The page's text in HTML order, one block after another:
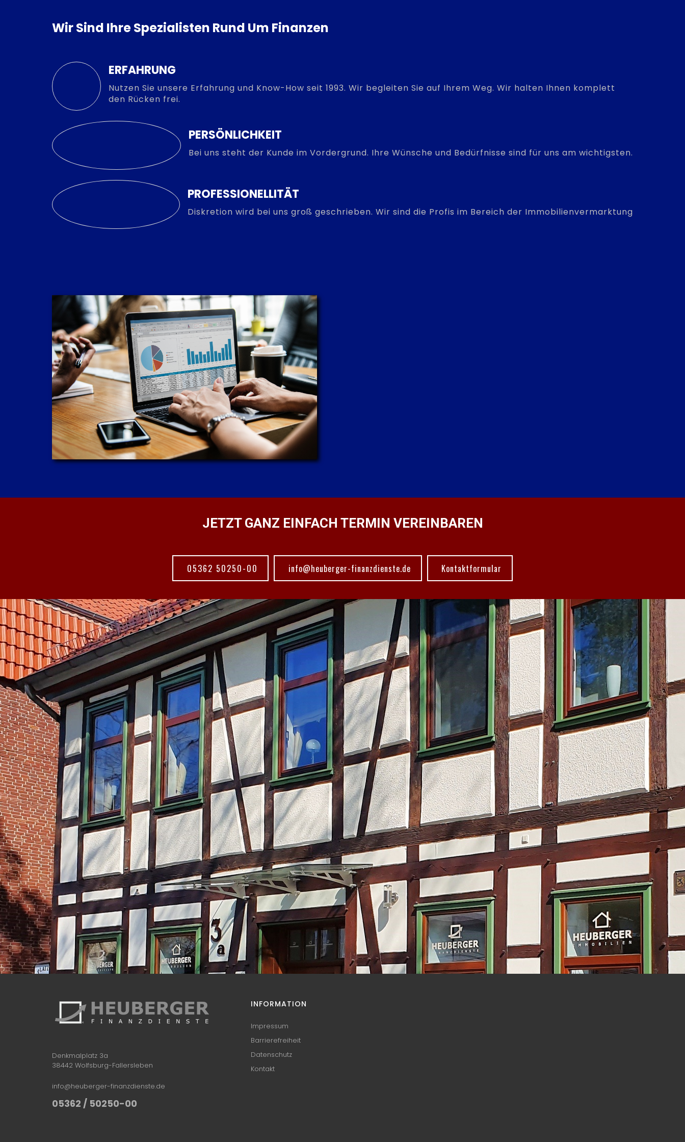
Wir Sind Ihre Spezialisten Rund Um Finanzen
ERFAHRUNG
Nutzen Sie unsere Erfahrung und Know-How seit 1993. Wir begleiten Sie auf Ihrem Weg. Wir halten Ihnen komplett
den Rücken frei.
PERSÖNLICHKEIT
Bei uns steht der Kunde im Vordergrund. Ihre Wünsche und Bedürfnisse sind für uns am wichtigsten.
PROFESSIONELLITÄT
Diskretion wird bei uns groß geschrieben. Wir sind die Profis im Bereich der Immobilienvermarktung
JETZT GANZ EINFACH TERMIN VEREINBAREN
05362 50250-00 info@heuberger-finanzdienste.de Kontaktformular
Denkmalplatz 3a
38442 Wolfsburg-Fallersleben
info@heuberger-finanzdienste.de
05362 / 50250-00
INFORMATION
Impressum
Barrierefreiheit
Datenschutz
Kontakt